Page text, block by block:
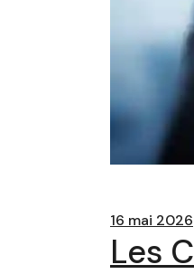
16 mai 2026
Les